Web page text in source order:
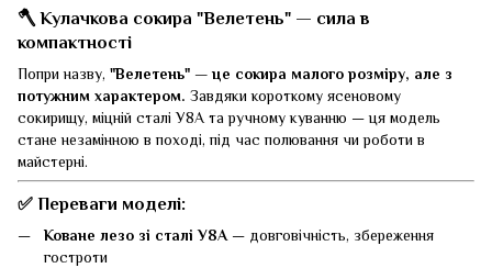
🪓 Кулачкова сокира "Велетень" — сила в
компактності
Попри назву, "Велетень" — це сокира малого розміру, але з
потужним характером. Завдяки короткому ясеновому
сокирищу, міцній сталі У8А та ручному куванню — ця модель
стане незамінною в поході, під час полювання чи роботи в
майстерні.
✅ Переваги моделі:
Коване лезо зі сталі У8А— довговічність, збереження
гостроти